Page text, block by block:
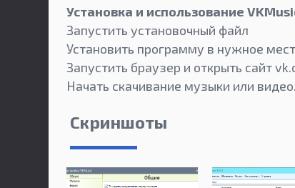
Установка и использование
Запустить установочный файл
Установить программу в нужное
Запустить браузер и открыть сайт
Начать скачивание музыки или видео.
Скриншоты